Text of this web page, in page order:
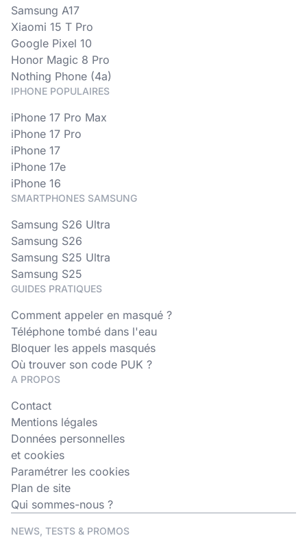
Samsung A17
Xiaomi 15 T Pro
Google Pixel 10
Honor Magic 8 Pro
Nothing Phone (4a)
IPHONE POPULAIRES
iPhone 17 Pro Max
iPhone 17 Pro
iPhone 17
iPhone 17e
iPhone 16
SMARTPHONES SAMSUNG
Samsung S26 Ultra
Samsung S26
Samsung S25 Ultra
Samsung S25
GUIDES PRATIQUES
Comment appeler en masqué ?
Téléphone tombé dans l'eau
Bloquer les appels masqués
Où trouver son code PUK ?
A PROPOS
Contact
Mentions légales
Données personnelles
et cookies
Paramétrer les cookies
Plan de site
Qui sommes-nous ?
NEWS, TESTS & PROMOS